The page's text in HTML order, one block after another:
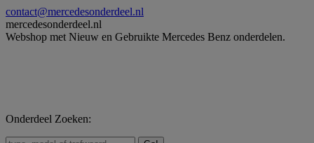
Skip
to
content
contact@mercedesonderdeel.nl
mercedesonderdeel.nl
Webshop met Nieuw en Gebruikte Mercedes Benz onderdelen.
Onderdeel Zoeken: